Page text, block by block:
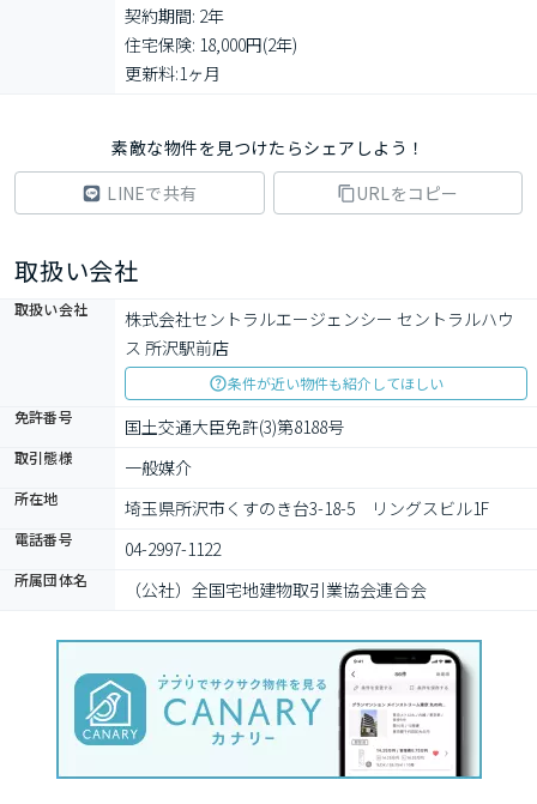
契約期間: 2年
住宅保険: 18,000円(2年)
更新料:1ヶ月
素敵な物件を見つけたらシェアしよう！
LINEで共有
URLをコピー
取扱い会社
取扱い会社
株式会社セントラルエージェンシー セントラルハウ
ス 所沢駅前店
条件が近い物件も紹介してほしい
免許番号
国土交通大臣免許(3)第8188号
取引態様 一般媒介
所在地 埼玉県所沢市くすのき台3-18-5　リングスビル1F
電話番号 04-2997-1122
所属団体名 （公社）全国宅地建物取引業協会連合会